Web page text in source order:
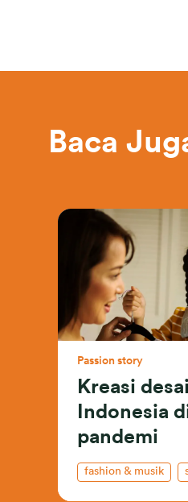
Baca
Passion story
Kreasi
Indonesia
pandemi
fashion & musik